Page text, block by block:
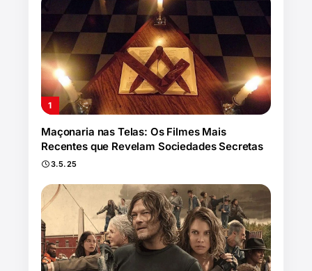
Maçonaria nas Telas: Os Filmes Mais
Recentes que Revelam Sociedades Secretas
3.5.25